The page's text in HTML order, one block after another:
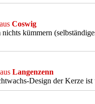
aus Coswig
kümmern
aus Langenzenn
Design der Kerze ist